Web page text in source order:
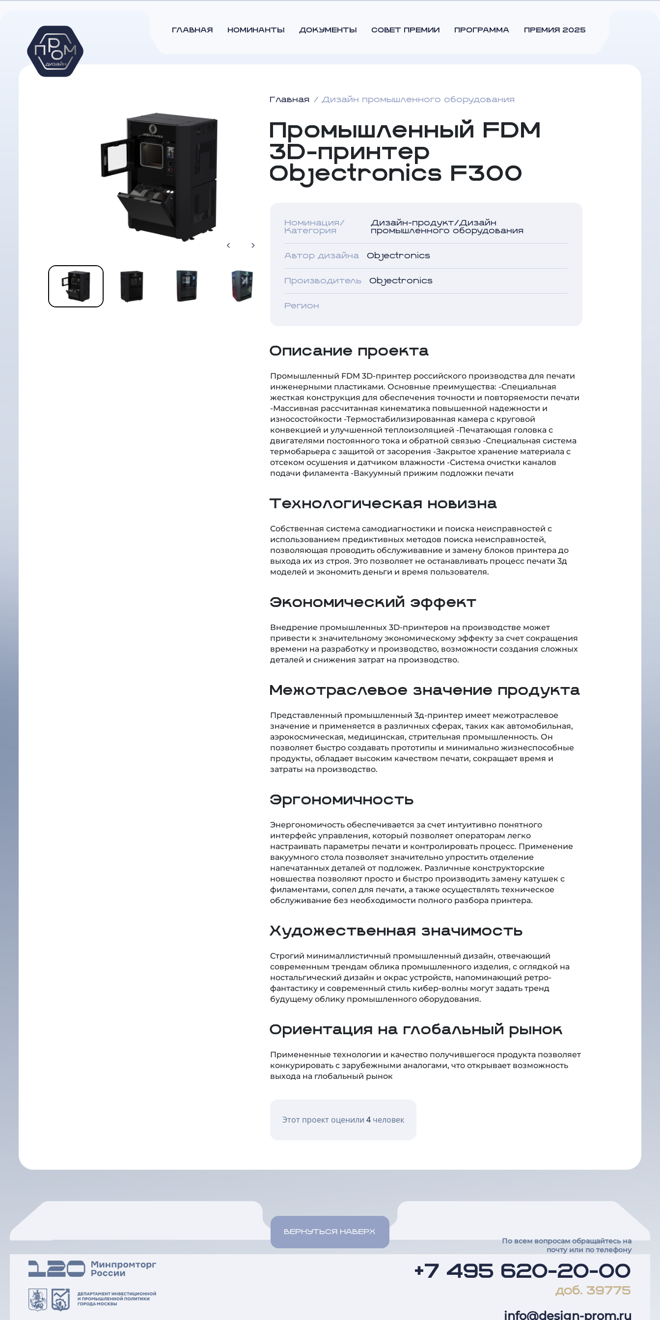
Главная Дизайн промышленного оборудования
Промышленный FDM
3D-принтер
Objectronics F300
Номинация/
Категория
Дизайн-продукт/Дизайн
промышленного оборудования
Автор дизайна Objectronics
Производитель Objectronics
Регион
Описание проекта
Промышленный FDM 3D-принтер российского производства для печати
инженерными пластиками. Основные преимущества: -Специальная
жесткая конструкция для обеспечения точности и повторяемости печати
-Массивная рассчитанная кинематика повышенной надежности и
износостойкости -Термостабилизированная камера с круговой
конвекцией и улучшенной теплоизоляцией -Печатающая головка с
двигателями постоянного тока и обратной связью -Специальная система
термобарьера с защитой от засорения -Закрытое хранение материала с
отсеком осушения и датчиком влажности -Система очистки каналов
подачи филамента -Вакуумный прижим подложки печати
Технологическая новизна
Собственная система самодиагностики и поиска неисправностей с
использованием предиктивных методов поиска неисправностей,
позволяющая проводить обслуживавние и замену блоков принтера до
выхода их из строя. Это позволяет не останавливать процесс печати 3д
моделей и экономить деньги и время пользователя.
Экономический эффект
Внедрение промышленных 3D-принтеров на производстве может
привести к значительному экономическому эффекту за счет сокращения
времени на разработку и производство, возможности создания сложных
деталей и снижения затрат на производство.
Межотраслевое значение продукта
Представленный промышленный 3д-принтер имеет межотраслевое
значение и применяется в различных сферах, таких как автомобильная,
аэрокосмическая, медицинская, стрительная промышленность. Он
позволяет быстро создавать прототипы и минимально жизнеспособные
продукты, обладает высоким качеством печати, сокращает время и
затраты на производство.
Эргономичность
Энергономичость обеспечивается за счет интуитивно понятного
интерфейс управления, который позволяет операторам легко
настраивать параметры печати и контролировать процесс. Применение
вакуумного стола позволяет значительно упростить отделение
напечатанных деталей от подложек. Различные конструкторские
новшества позволяют просто и быстро производить замену катушек с
филаментами, сопел для печати, а также осуществлять техническое
обслуживание без необходимости полного разбора принтера.
Художественная значимость
Строгий минималлистичный промышленный дизайн, отвечающий
современным трендам облика промышленного изделия, с оглядкой на
ностальгический дизайн и окрас устройств, напоминающий ретро-
фантастику и современный стиль кибер-волны могут задать тренд
будущему облику промышленного оборудования.
Ориентация на глобальный рынок
Примененные технологии и качество получившегося продукта позволяет
конкурировать с зарубежными аналогами, что открывает возможность
выхода на глобальный рынок
Этот проект оценили4 человек
ВЕРНУТЬСЯ НАВЕРХ
По всем вопросам обращайтесь на
почту или по телефону
+7 495 620-20-00
доб. 39775
info@design-prom.ru